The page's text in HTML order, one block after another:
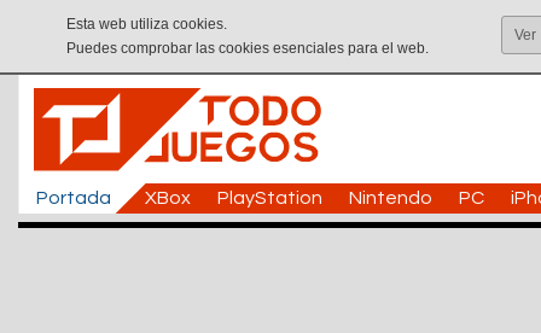
Esta web utiliza cookies.
Puedes comprobar las cookies esenciales para el web.
Ver
Portada XBox PlayStation Nintendo PC